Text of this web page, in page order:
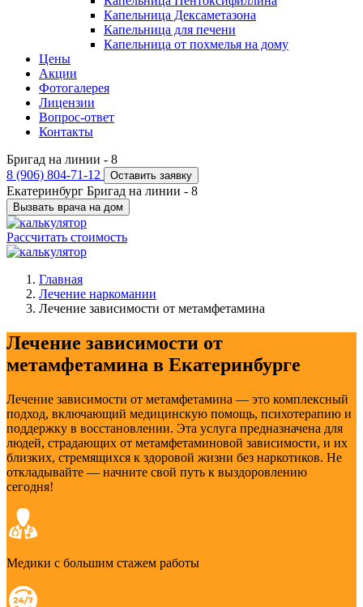
Капельница Дексаметазона
Капельница для печени
Капельница от похмелья на дому
Цены
Акции
Фотогалерея
Лицензии
Вопрос-ответ
Контакты
Бригад на линии - 8
8 (906) 804-71-12
Оставить заявку
Екатеринбург Бригад на линии - 8
Вызвать врача на дом
Рассчитать стоимость
Главная
Лечение наркомании
Лечение зависимости от метамфетамина
Лечение зависимости от
метамфетамина в Екатеринбурге
Лечение зависимости от метамфетамина — это комплексный
подход, включающий медицинскую помощь, психотерапию и
поддержку в восстановлении. Эта услуга предназначена для
людей, страдающих от метамфетаминовой зависимости, и их
близких, стремящихся к здоровой жизни без наркотиков. Не
откладывайте — начните свой путь к выздоровлению
сегодня!
Медики с большим стажем работы